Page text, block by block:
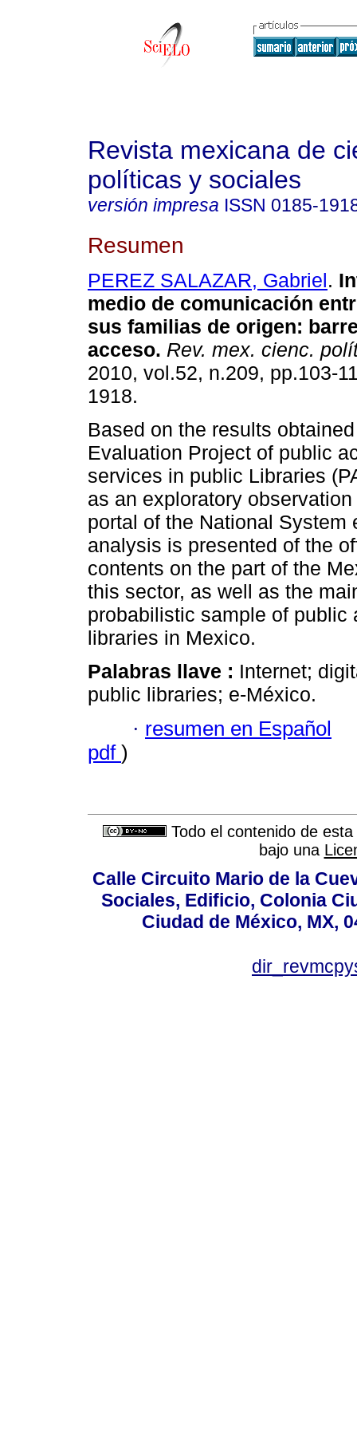
Revista mexicana de
políticas y sociales
versión impresa ISSN 0185-
Resumen
PEREZ SALAZAR, Gabriel.
medio de comunicación
sus familias de origen:
acceso. Rev. mex. cienc.
2010, vol.52, n.209, pp.103-
1918.
Based on the results
Evaluation Project of public
services in public Libraries
as an exploratory
portal of the National System
analysis is presented of the
contents on the part of the
this sector, as well as the
probabilistic sample of
libraries in Mexico.
Palabras llave : Internet;
public libraries; e-México.
· resumen en Español
pdf )
Todo el contenido de
bajo una
Calle Circuito Mario de la
Sociales, Edificio, Colonia
Ciudad de México, MX,